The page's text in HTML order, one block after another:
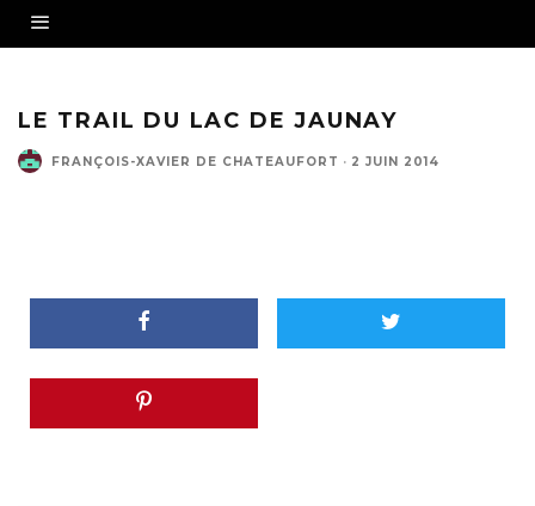
LE TRAIL DU LAC DE JAUNAY
FRANÇOIS-XAVIER DE CHATEAUFORT · 2 JUIN 2014